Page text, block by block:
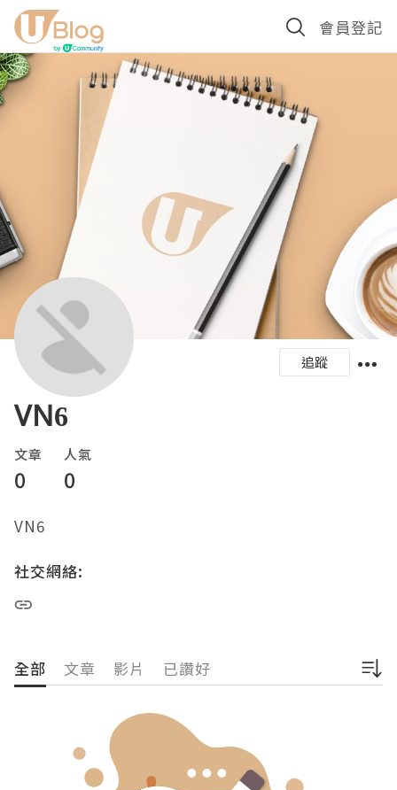
會員登記
追蹤
VN6
文章
0
人氣
0
VN6
社交網絡:
全部 文章 影片 已讚好